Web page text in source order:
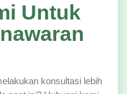
Untuk
konsultasi lebih